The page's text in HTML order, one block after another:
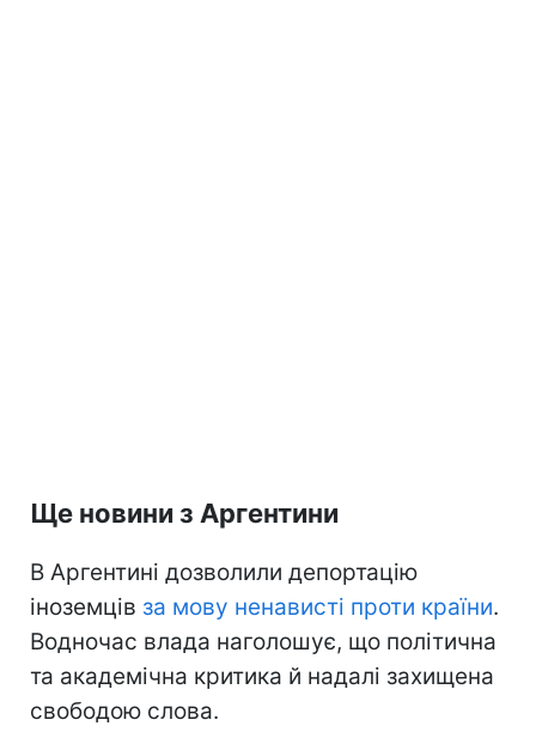
Ще новини з Аргентини
В Аргентині дозволили депортацію
іноземців за мову ненависті проти країни.
Водночас влада наголошує, що політична
та академічна критика й надалі захищена
свободою слова.